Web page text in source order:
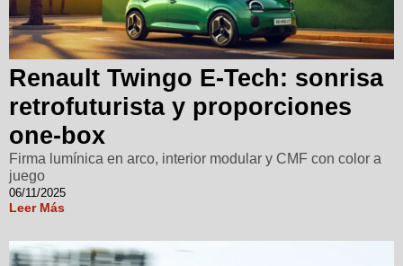
Renault Twingo E-Tech: sonrisa
retrofuturista y proporciones
one-box
Firma lumínica en arco, interior modular y CMF con color a
juego
06/11/2025
Leer Más